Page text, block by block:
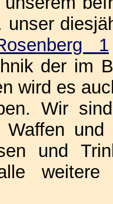
unser
1
der im
wird es
Wir
und